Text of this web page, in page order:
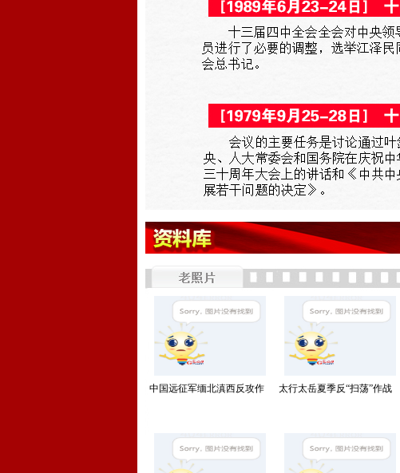
中国远征军缅北滇西反攻作
太行太岳夏季反“扫荡”作战